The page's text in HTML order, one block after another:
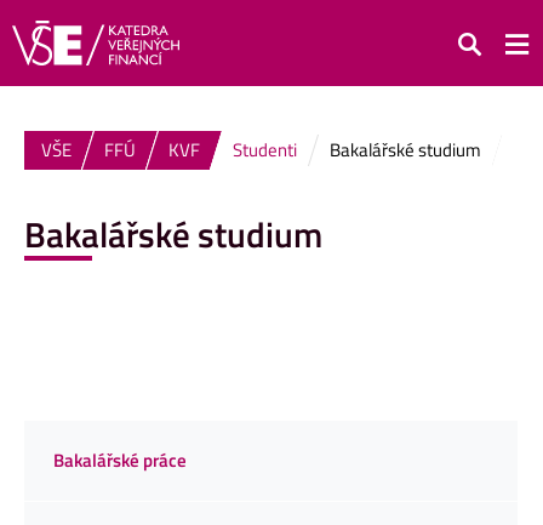
Hledat
VŠE FFÚ KVF Studenti Bakalářské studium
Bakalářské studium
Bakalářské práce